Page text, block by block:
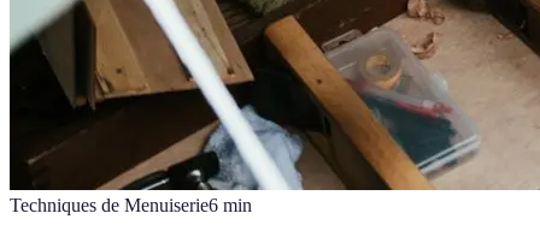
Techniques de Menuiserie6 min